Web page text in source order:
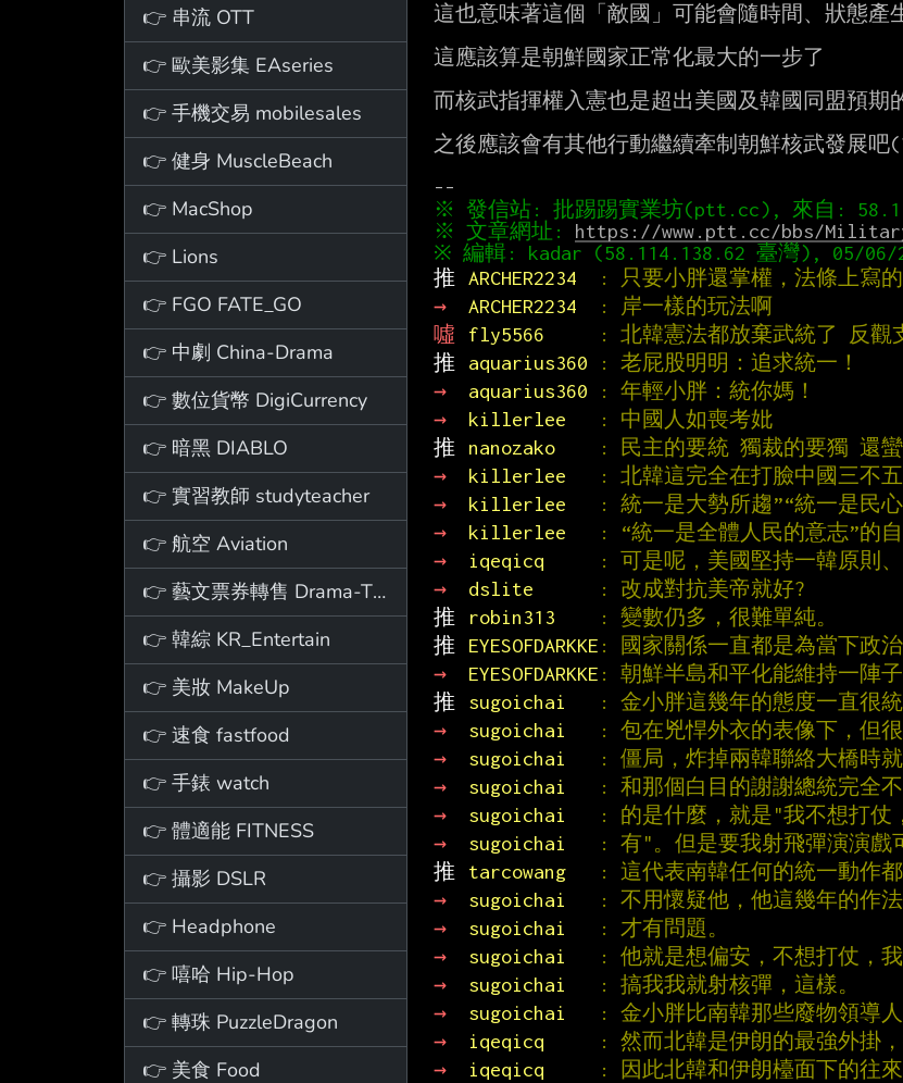
👉 串流 OTT
👉 歐美影集 EAseries
👉 手機交易 mobilesales
👉 健身 MuscleBeach
👉 MacShop
👉 Lions
👉 FGO FATE_GO
👉 中劇 China-Drama
👉 數位貨幣 DigiCurrency
👉 暗黑 DIABLO
👉 實習教師 studyteacher
👉 航空 Aviation
👉 藝文票券轉售 Drama-Ticket
👉 韓綜 KR_Entertain
👉 美妝 MakeUp
👉 速食 fastfood
👉 手錶 watch
👉 體適能 FITNESS
👉 攝影 DSLR
👉 Headphone
👉 嘻哈 Hip-Hop
👉 轉珠 PuzzleDragon
👉 美食 Food
這也意味著這個「敵國」可能會隨時間、狀態產
這應該算是朝鮮國家正常化最大的一步了
而核武指揮權入憲也是超出美國及韓國同盟預期
之後應該會有其他行動繼續牽制朝鮮核武發展吧
※ 文章網址: https://www.ptt.cc/bbs/
推 ARCHER2234 : 只要小胖還掌權，法條上寫
→
ARCHER2234 : 岸一樣的玩法啊
噓
fly5566 : 北韓憲法都放棄武統了 反觀
推
aquarius360 : 老屁股明明：追求統一！
→
aquarius360 : 年輕小胖：統你媽！
→
killerlee : 中國人如喪考妣
推
nanozako : 民主的要統 獨裁的要獨 還
→
killerlee : 北韓這完全在打臉中國三不
→
killerlee : 統一是大勢所趨”“統一是民
→
killerlee : “統一是全體人民的意志”的自
→
iqeqicq : 可是呢，美國堅持一韓原則
→
dslite : 改成對抗美帝就好?
推
robin313 : 變數仍多，很難單純。
推
EYESOFDARKKE : 國家關係一直都是為當下政
→
EYESOFDARKKE : 朝鮮半島和平化能維持一陣子
推
sugoichai : 金小胖這幾年的態度一直很
→
sugoichai : 包在兇悍外衣的表像下，但
→
sugoichai : 僵局，炸掉兩韓聯絡大橋時
→
sugoichai : 和那個白目的謝謝總統完全
→
sugoichai : 的是什麼，就是"我不想打仗
→
sugoichai : 有"。但是要我射飛彈演演戲
推
tarcowang : 這代表南韓任何的統一動作
→
sugoichai : 不用懷疑他，他這幾年的作
→
sugoichai : 才有問題。
→
sugoichai : 他就是想偏安，不想打仗，
→
sugoichai : 搞我我就射核彈，這樣。
→
sugoichai : 金小胖比南韓那些廢物領導
→
iqeqicq : 然而北韓是伊朗的最強外掛
→
iqeqicq : 因此北韓和伊朗檯面下的往